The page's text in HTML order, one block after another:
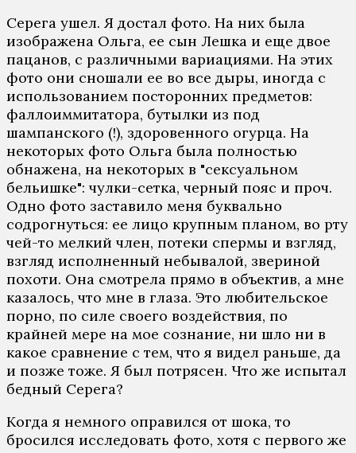
Серега ушел. Я достал фото. На них была
изображена Ольга, ее сын Лешка и еще двое
пацанов, с различными вариациями. На этих
фото они сношали ее во все дыры, иногда с
использованием посторонних предметов:
фаллоиммитатора, бутылки из под
шампанского (!), здоровенного огурца. На
некоторых фото Ольга была полностью
обнажена, на некоторых в "сексуальном
бельишке": чулки-сетка, черный пояс и проч.
Одно фото заставило меня буквально
содрогнуться: ее лицо крупным планом, во рту
чей-то мелкий член, потеки спермы и взгляд,
взгляд исполненный небывалой, звериной
похоти. Она смотрела прямо в объектив, а мне
казалось, что мне в глаза. Это любительское
порно, по силе своего воздействия, по
крайней мере на мое сознание, ни шло ни в
какое сравнение с тем, что я видел раньше, да
и позже тоже. Я был потрясен. Что же испытал
бедный Серега?
Когда я немного оправился от шока, то
бросился исследовать фото, хотя с первого же